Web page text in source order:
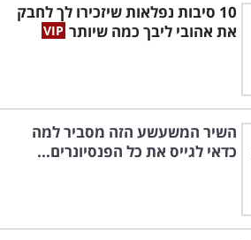
10 סיבות נפלאות שיזכירו לך לחבק
את אהובי ליבך כמה שיותר
השיר המשעשע הזה מסביר למה
כדאי לגייס את כל הפנסיונרים...